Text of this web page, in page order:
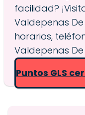
facilidad?
Valdepenas
horarios,
Valdepenas De
Puntos GLS